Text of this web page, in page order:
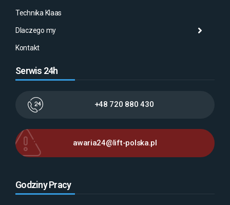
Technika Klaas
Dlaczego my
Kontakt
Serwis 24h
+48 720 880 430
awaria24@lift-polska.pl
Godziny Pracy